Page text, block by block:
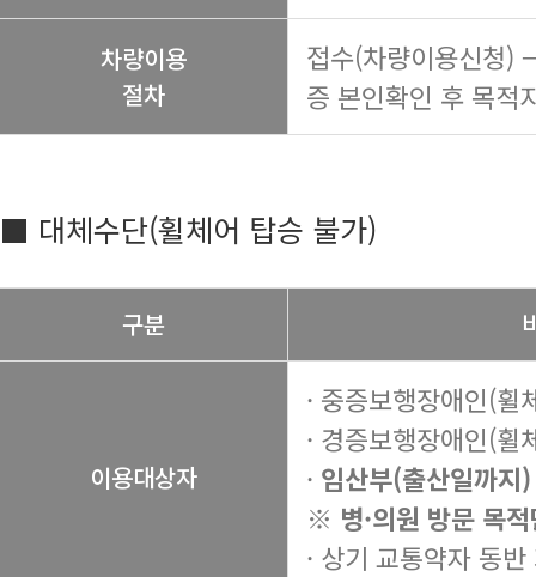
차량이용
절차
접수(차량이용신청)
증 본인확인 후 목
■ 대체수단(휠체어 탑승 불가)
구분
이용대상자
· 중증보행장애인(휠
· 경증보행장애인(휠
· 임산부(출산일까지)
※ 병·의원 방문 목
· 상기 교통약자 동